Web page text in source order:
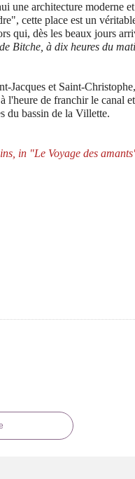
une architecture moderne
cette place est un
qui, dès les beaux jours
Bitche, à dix heures du
Jacques et Saint-Christophe,
l'heure de franchir le canal
du bassin de la Villette.
in "Le Voyage des